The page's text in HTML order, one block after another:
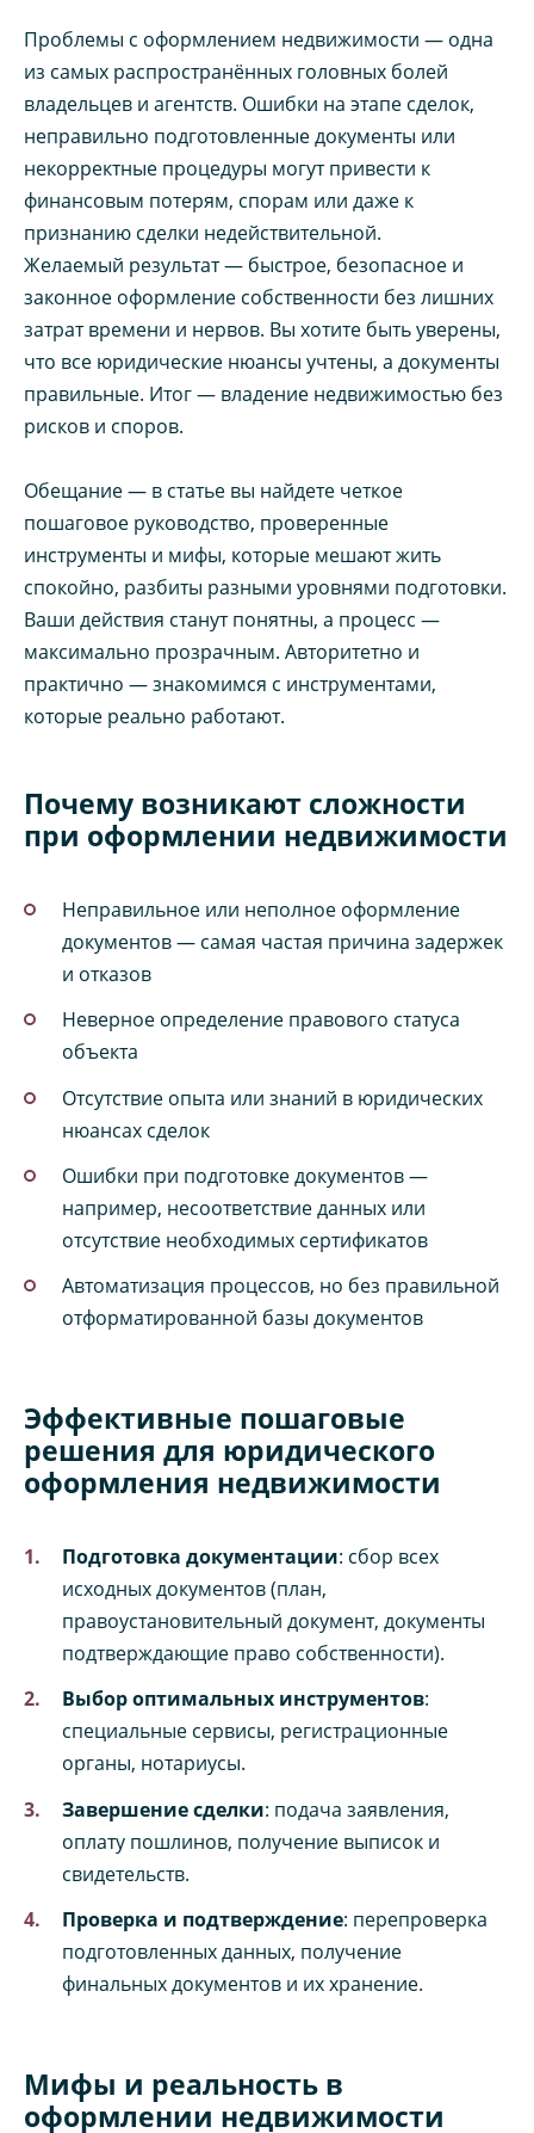
Проблемы с оформлением недвижимости — одна
из самых распространённых головных болей
владельцев и агентств. Ошибки на этапе сделок,
неправильно подготовленные документы или
некорректные процедуры могут привести к
финансовым потерям, спорам или даже к
признанию сделки недействительной.
Желаемый результат — быстрое, безопасное и
законное оформление собственности без лишних
затрат времени и нервов. Вы хотите быть уверены,
что все юридические нюансы учтены, а документы
правильные. Итог — владение недвижимостью без
рисков и споров.
Обещание — в статье вы найдете четкое
пошаговое руководство, проверенные
инструменты и мифы, которые мешают жить
спокойно, разбиты разными уровнями подготовки.
Ваши действия станут понятны, а процесс —
максимально прозрачным. Авторитетно и
практично — знакомимся с инструментами,
которые реально работают.
Почему возникают сложности
при оформлении недвижимости
Неправильное или неполное оформление
документов — самая частая причина задержек
и отказов
Неверное определение правового статуса
объекта
Отсутствие опыта или знаний в юридических
нюансах сделок
Ошибки при подготовке документов —
например, несоответствие данных или
отсутствие необходимых сертификатов
Автоматизация процессов, но без правильной
отформатированной базы документов
Эффективные пошаговые
решения для юридического
оформления недвижимости
Подготовка документации: сбор всех
исходных документов (план,
правоустановительный документ, документы
подтверждающие право собственности).
Выбор оптимальных инструментов:
специальные сервисы, регистрационные
органы, нотариусы.
Завершение сделки: подача заявления,
оплату пошлинов, получение выписок и
свидетельств.
Проверка и подтверждение: перепроверка
подготовленных данных, получение
финальных документов и их хранение.
Мифы и реальность в
оформлении недвижимости